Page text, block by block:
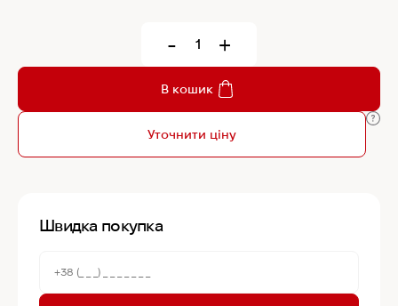
Rational Пароконвекційна піч газова iCombi
- +
В кошик
Уточнити ціну
Швидка покупка